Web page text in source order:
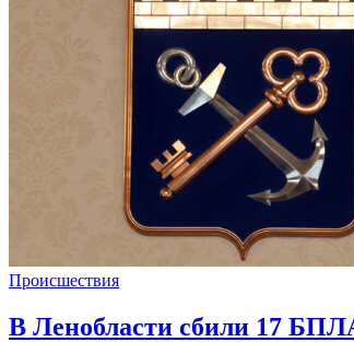
Происшествия
В Ленобласти сбили 17